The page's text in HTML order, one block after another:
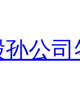
公